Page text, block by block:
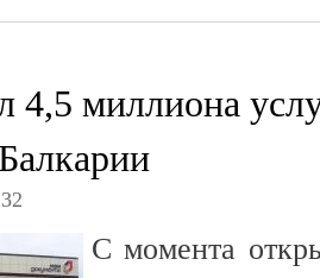
миллиона
С момента